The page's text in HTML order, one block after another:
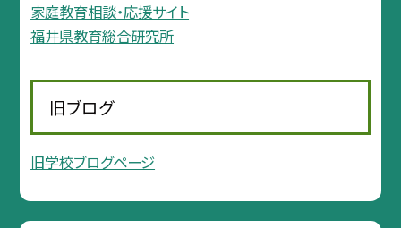
家庭教育相談・応援サイト
福井県教育総合研究所
旧ブログ
旧学校ブログページ